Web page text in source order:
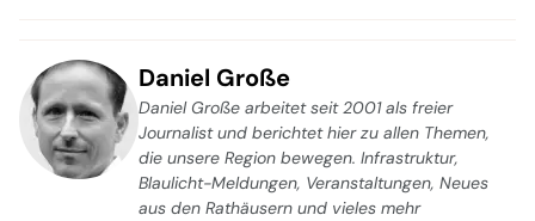
Daniel Große
Daniel Große arbeitet seit 2001 als freier
Journalist und berichtet hier zu allen Themen,
die unsere Region bewegen. Infrastruktur,
Blaulicht-Meldungen, Veranstaltungen, Neues
aus den Rathäusern und vieles mehr